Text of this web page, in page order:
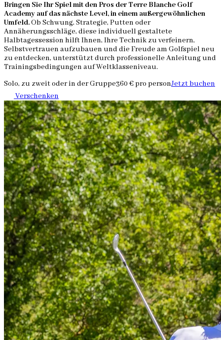
Bringen Sie Ihr Spiel mit den Pros der Terre Blanche Golf
Academy auf das nächste Level, in einem außergewöhnlichen
Umfeld.Ob Schwung, Strategie, Putten oder
Annäherungsschläge, diese individuell gestaltete
Halbtagessession hilft Ihnen, Ihre Technik zu verfeinern,
Selbstvertrauen aufzubauen und die Freude am Golfspiel neu
zu entdecken, unterstützt durch professionelle Anleitung und
Trainingsbedingungen auf Weltklasseniveau.
Solo, zu zweit oder in der Gruppe360 € pro personJetzt buchen
Verschenken